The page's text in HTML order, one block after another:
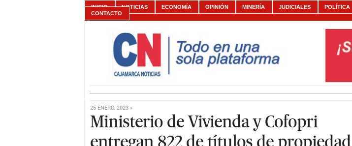
INICIO NOTICIAS ECONOMÍA OPINIÓN MINERÍA JUDICIALES POLÍTICA
CONTACTO
25 ENERO, 2023 »
Ministerio de Vivienda y Cofopri
entregan 822 de títulos de propiedad